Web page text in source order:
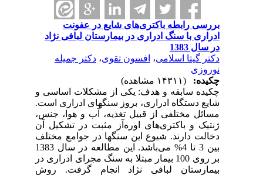
بررسی رابطه باکتری‌های شایع در عفونت
ادراری با سنگ ادراری در بیمارستان لبافی نژاد
در سال 1383
دکتر گیتا اسلامی،افسون تقوی،دکتر جمیله
نوروزی
چکیده:
چکیده سابقه و هدف: یکی از مشکلات اساسی و
شایع دستگاه ادراری، بروز سنگهای ادراری است.
مسائل مختلفی از قبیل تغذیه، آب و هوا، جنس،
ژنتیک و باکتری‌های اوره‌آز مثبت در تشکیل آن
دخالت دارند. شیوع این سنگها در جوامع مختلف
بین 3 تا 4% می‌باشد. این مطالعه در سال 1383
بر روی 100 بیمار مبتلا به سنگ مجرای ادراری در
بیمارستان لبافی نژاد انجام گرفت. روش